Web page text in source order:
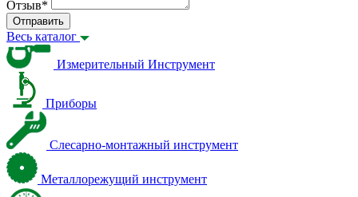
Отзыв*
Отправить
Весь каталог
Измерительный Инструмент
Приборы
Слесарно-монтажный инструмент
Металлорежущий инструмент